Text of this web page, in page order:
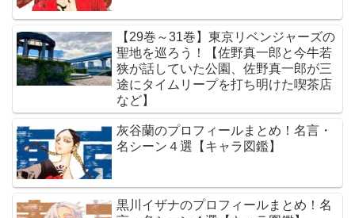
【29巻～31巻】東京リベンジャーズの
聖地を巡ろう！【佐野真一郎と今牛若
狭が話していた公園、佐野真一郎が三
途にタイムリープを打ち明けた喫茶店
など】
灰谷蘭のプロフィールまとめ！名言・
名シーン４選【キャラ図鑑】
黒川イザナのプロフィールまとめ！名